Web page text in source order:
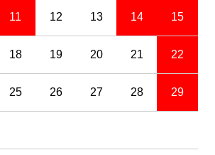
11 12 13 14 15
18 19 20 21 22
25 26 27 28 29